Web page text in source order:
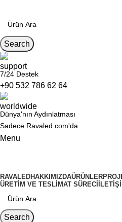
Search
7/24 Destek
+90 532 786 62 64
Dünya'nın Aydınlatması
Sadece Ravaled.com'da
Menu
RAVALEDHAKKIMIZDAÜRÜNLER
ÜRETIM VE TESLIMAT SÜRECI
Search